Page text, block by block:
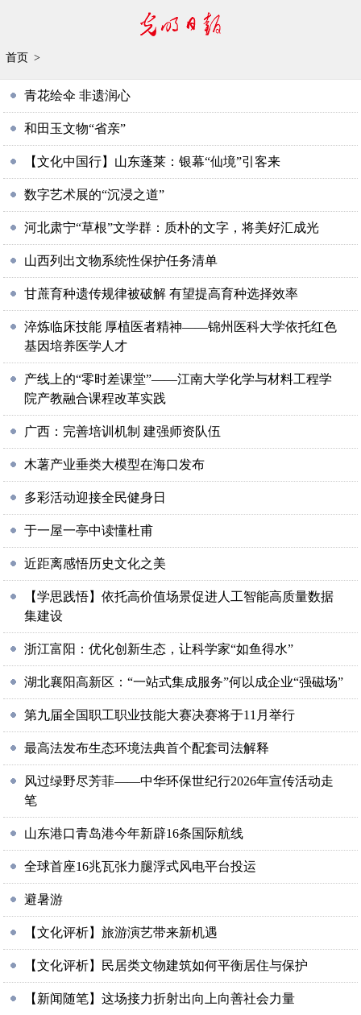
首页 >
青花绘伞 非遗润心
和田玉文物“省亲”
【文化中国行】山东蓬莱：银幕“仙境”引客来
数字艺术展的“沉浸之道”
河北肃宁“草根”文学群：质朴的文字，将美好汇成光
山西列出文物系统性保护任务清单
甘蔗育种遗传规律被破解 有望提高育种选择效率
淬炼临床技能 厚植医者精神——锦州医科大学依托红色
基因培养医学人才
产线上的“零时差课堂”——江南大学化学与材料工程学
院产教融合课程改革实践
广西：完善培训机制 建强师资队伍
木薯产业垂类大模型在海口发布
多彩活动迎接全民健身日
于一屋一亭中读懂杜甫
近距离感悟历史文化之美
【学思践悟】依托高价值场景促进人工智能高质量数据
集建设
浙江富阳：优化创新生态，让科学家“如鱼得水”
湖北襄阳高新区：“一站式集成服务”何以成企业“强磁场”
第九届全国职工职业技能大赛决赛将于11月举行
最高法发布生态环境法典首个配套司法解释
风过绿野尽芳菲——中华环保世纪行2026年宣传活动走
笔
山东港口青岛港今年新辟16条国际航线
全球首座16兆瓦张力腿浮式风电平台投运
避暑游
【文化评析】旅游演艺带来新机遇
【文化评析】民居类文物建筑如何平衡居住与保护
【新闻随笔】这场接力折射出向上向善社会力量